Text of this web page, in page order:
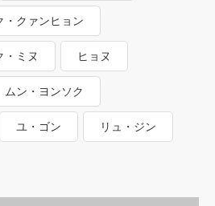
・クァンヒョン
・ミヌ ヒョヌ
ムン・ヨンソク
ユ・ゴン リュ・ジン